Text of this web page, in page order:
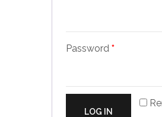
Password *
LOG IN